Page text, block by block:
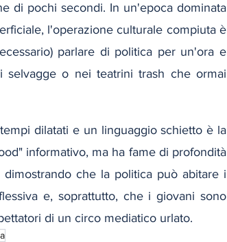
di pochi secondi. In un'epoca dominata
l'operazione culturale compiuta è
parlare di politica per un'ora e
selvagge o nei teatrini trash che ormai
dilatati e un linguaggio schietto è la
informativo, ma ha fame di profondità
che la politica può abitare i
e, soprattutto, che i giovani sono
di un circo mediatico urlato.